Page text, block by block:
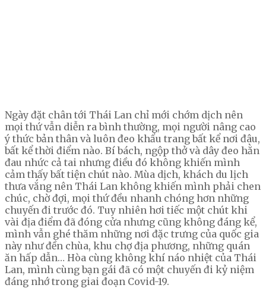
Ngày đặt chân tới Thái Lan chỉ mới chớm dịch nên
mọi thứ vẫn diễn ra bình thường, mọi người nâng cao
ý thức bản thân và luôn đeo khẩu trang bất kể nơi đâu,
bất kể thời điểm nào. Bí bách, ngộp thở và dây đeo hằn
đau nhức cả tai nhưng điều đó không khiến mình
cảm thấy bất tiện chút nào. Mùa dịch, khách du lịch
thưa vắng nên Thái Lan không khiến mình phải chen
chúc, chờ đợi, mọi thứ đều nhanh chóng hơn những
chuyến đi trước đó. Tuy nhiên hơi tiếc một chút khi
vài địa điểm đã đóng cửa nhưng cũng không đáng kể,
mình vẫn ghé thăm những nơi đặc trưng của quốc gia
này như đền chùa, khu chợ địa phương, những quán
ăn hấp dẫn… Hòa cùng không khí náo nhiệt của Thái
Lan, mình cùng bạn gái đã có một chuyến đi kỷ niệm
đáng nhớ trong giai đoạn Covid-19.